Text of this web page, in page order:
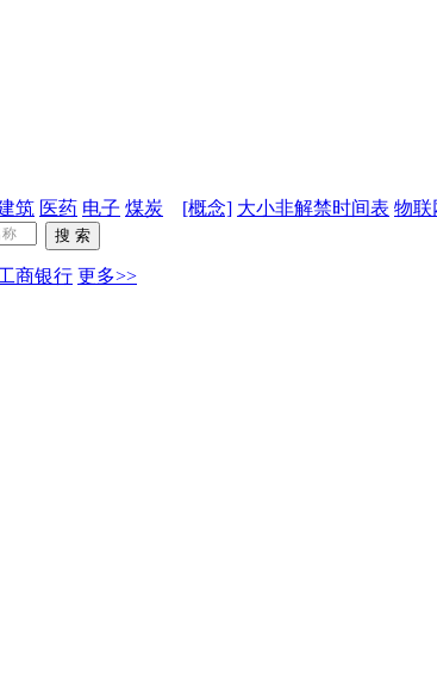
筑 医药 电子 煤炭 [概念] 大小非解禁时间表 物联
商银行 更多>>